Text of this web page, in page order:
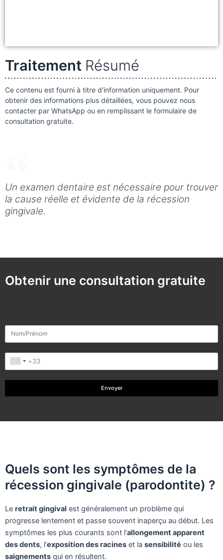
Traitement Résumé
Ce contenu est fourni à titre d’information uniquement. Pour
obtenir des informations plus détaillées, vous pouvez nous
contacter par WhatsApp ou en remplissant le formulaire de
consultation gratuite.
Un examen dentaire est nécessaire pour trouver
la cause réelle et évidente de la récession
gingivale.
Obtenir une consultation gratuite
Envoyer
Quels sont les symptômes de la
récession gingivale (parodontite) ?
Le retrait gingival est généralement un problème qui
progresse lentement et passe souvent inaperçu au début. Les
symptômes les plus courants sont l’allongement apparent
des dents, l’exposition des racines et la sensibilité ou les
saignements qui en résultent.